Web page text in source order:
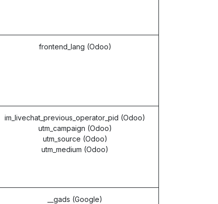
frontend_lang (Odoo)
im_livechat_previous_operator_pid (Odoo)
utm_campaign (Odoo)
utm_source (Odoo)
utm_medium (Odoo)
__gads (Google)